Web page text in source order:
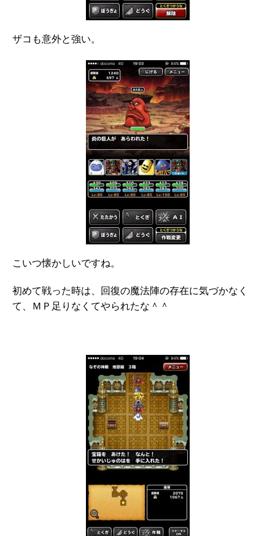
ザコも意外と強い。
こいつ懐かしいですね。
初めて戦った時は、回復の魔法陣の存在に気づかなく
て、ＭＰ足りなくてやられたな＾＾